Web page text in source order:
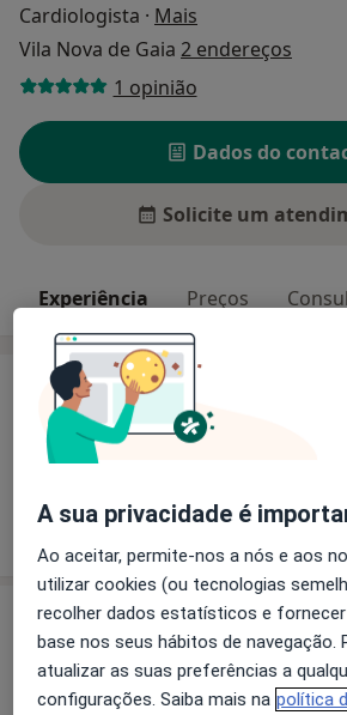
Cardiologista · Mais
Vila Nova de Gaia 2 endereços
1 opinião
Dados do
Solicite um
Experiência Preços
Experiência
Pacientes que trato
Adultos
Mostrar mais
Serviços e preços
Ecocardiografia
Detalhes
A sua privacidade é
Ao aceitar, permite-nos a nós e aos
utilizar cookies (ou tecnologias
recolher dados estatísticos e
base nos seus hábitos de navegação.
atualizar as suas preferências a
configurações. Saiba mais na política